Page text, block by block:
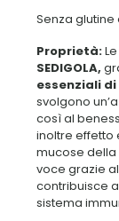
Senza glutine
Proprietà:Le
SEDIGOLA,
essenziali di
svolgono
così al
inoltre effetto
mucose
voce grazie
contribuisce
sistema